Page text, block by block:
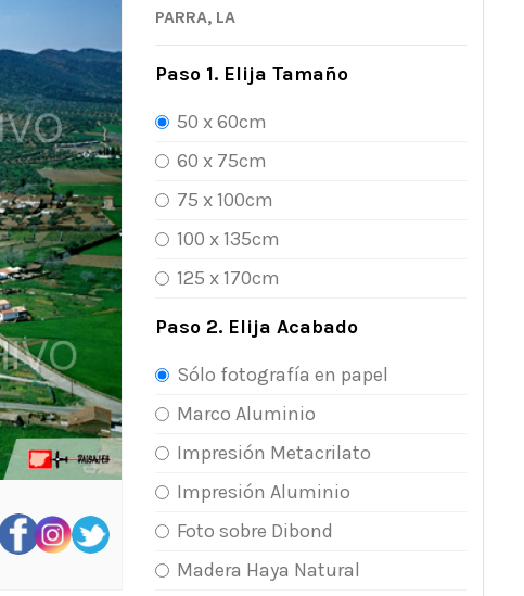
PARRA, LA
Paso 1. Elija Tamaño
50 x 60cm
60 x 75cm
75 x 100cm
100 x 135cm
125 x 170cm
Paso 2. Elija Acabado
Sólo fotografía en papel
Marco Aluminio
Impresión Metacrilato
Impresión Aluminio
Foto sobre Dibond
Madera Haya Natural